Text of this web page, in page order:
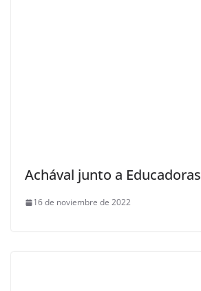
Achával junto a Educadoras
16 de noviembre de 2022